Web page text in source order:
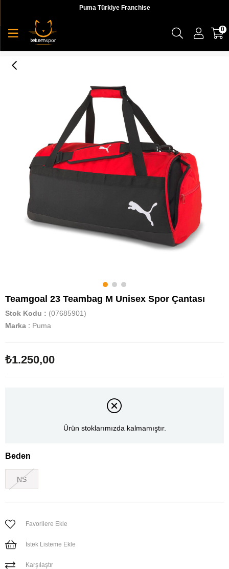
Puma Türkiye Franchise
0
Teamgoal 23 Teambag M Unisex Spor Çantası
Stok Kodu
(07685901)
Marka : Puma
₺1.250,00
Ürün stoklarımızda kalmamıştır.
Beden
NS
Favorilere Ekle
İstek Listeme Ekle
Karşılaştır